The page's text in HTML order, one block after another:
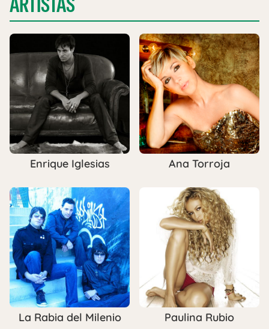
Enrique Iglesias Ana Torroja
La Rabia del Milenio Paulina Rubio